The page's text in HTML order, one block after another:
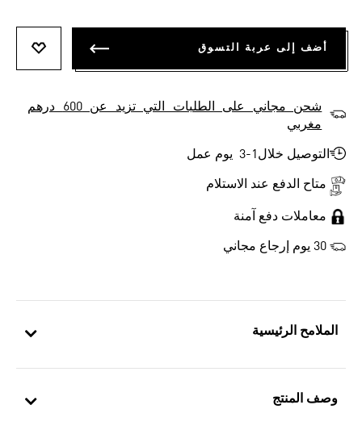
الملامح الرئيسية
وصف المنتج
أضف إلى عربة التسوق
شحن مجاني على الطلبات التي تزيد عن 600 درهم
مغربي
التوصيل خلال1-3 يوم عمل
متاح الدفع عند الاستلام
معاملات دفع آمنة